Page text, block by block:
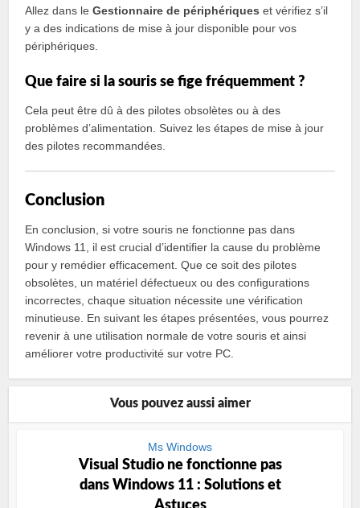
Allez dans leGestionnaire de périphériques et vérifiez s’il
y a des indications de mise à jour disponible pour vos
périphériques.
Que faire si la souris se fige fréquemment ?
Cela peut être dû à des pilotes obsolètes ou à des
problèmes d’alimentation. Suivez les étapes de mise à jour
des pilotes recommandées.
Conclusion
En conclusion, si votre souris ne fonctionne pas dans
Windows 11, il est crucial d’identifier la cause du problème
pour y remédier efficacement. Que ce soit des pilotes
obsolètes, un matériel défectueux ou des configurations
incorrectes, chaque situation nécessite une vérification
minutieuse. En suivant les étapes présentées, vous pourrez
revenir à une utilisation normale de votre souris et ainsi
améliorer votre productivité sur votre PC.
Vous pouvez aussi aimer
Ms Windows
Visual Studio ne fonctionne pas
dans Windows 11 : Solutions et